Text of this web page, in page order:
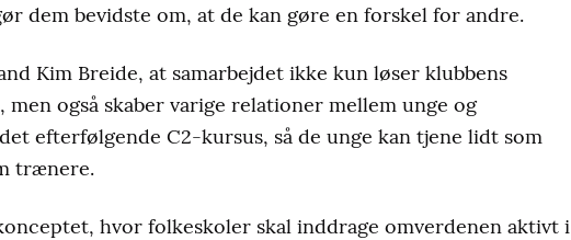
dem bevidste om, at de kan gøre en forskel for andre.
Kim Breide, at samarbejdet ikke kun løser klubbens
også skaber varige relationer mellem unge og
efterfølgende C2-kursus, så de unge kan tjene lidt som
trænere.
hvor folkeskoler skal inddrage omverdenen aktivt i